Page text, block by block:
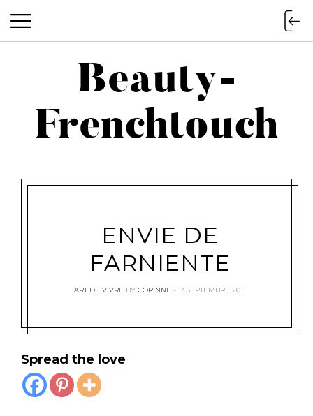
Beauty-Frenchtouch
Beauty-
Frenchtouch
ENVIE DE
FARNIENTE
ART DE VIVRE BY CORINNE 13 SEPTEMBRE 2011
Spread the love